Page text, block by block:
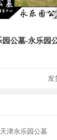
公墓-永乐园
发
津永乐园公墓